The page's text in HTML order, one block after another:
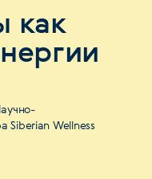
как
Siberian Wellness